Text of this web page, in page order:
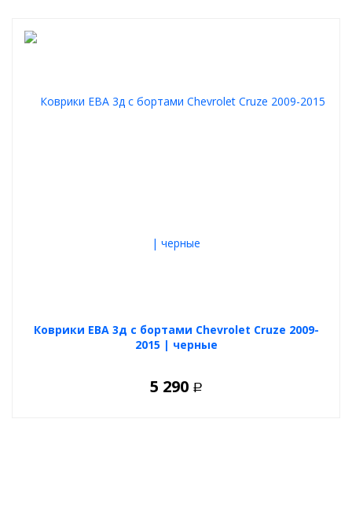
Коврики ЕВА 3д с бортами Chevrolet Cruze 2009-
2015 | черные
5 290 Р